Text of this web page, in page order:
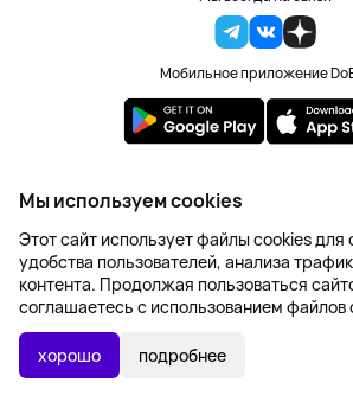
УТОЧНИТЬ НАЛИЧИЕ
Мобильное приложение
2023-2026 © DoBuy. Все права
Правила обработки
Пользовательское
Оферта
Создание сайта – NetLab
Мы используем cookies
Этот сайт использует файлы cookies для
удобства пользователей, анализа
контента. Продолжая пользоваться
соглашаетесь с использованием файлов
хорошо подробнее